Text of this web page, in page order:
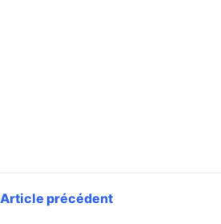
Article précédent